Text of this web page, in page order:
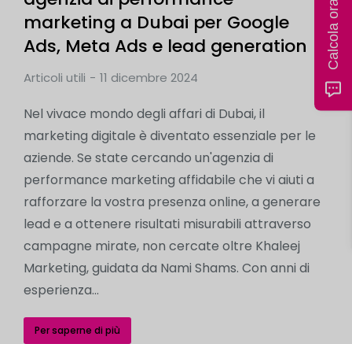
marketing a Dubai per Google
Ads, Meta Ads e lead generation
Articoli utili 11 dicembre 2024
Nel vivace mondo degli affari di Dubai, il
marketing digitale è diventato essenziale per le
aziende. Se state cercando un'agenzia di
performance marketing affidabile che vi aiuti a
rafforzare la vostra presenza online, a generare
lead e a ottenere risultati misurabili attraverso
campagne mirate, non cercate oltre Khaleej
Marketing, guidata da Nami Shams. Con anni di
esperienza...
Per saperne di più